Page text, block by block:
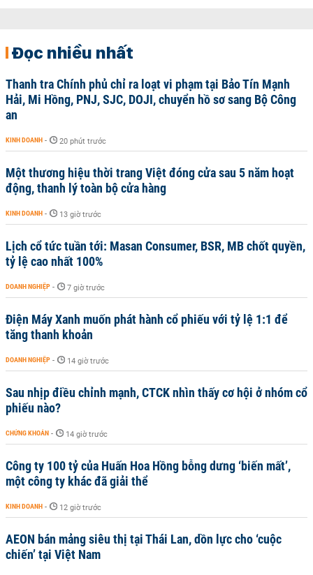
Đọc nhiều nhất
Thanh tra Chính phủ chỉ ra loạt vi phạm tại Bảo Tín Mạnh
Hải, Mi Hồng, PNJ, SJC, DOJI, chuyển hồ sơ sang Bộ Công
an
KINH DOANH - 20 phút trước
Một thương hiệu thời trang Việt đóng cửa sau 5 năm hoạt
động, thanh lý toàn bộ cửa hàng
KINH DOANH - 13 giờ trước
Lịch cổ tức tuần tới: Masan Consumer, BSR, MB chốt quyền,
tỷ lệ cao nhất 100%
DOANH NGHIỆP - 7 giờ trước
Điện Máy Xanh muốn phát hành cổ phiếu với tỷ lệ 1:1 để
tăng thanh khoản
DOANH NGHIỆP - 14 giờ trước
Sau nhịp điều chỉnh mạnh, CTCK nhìn thấy cơ hội ở nhóm cổ
phiếu nào?
CHỨNG KHOÁN - 14 giờ trước
Công ty 100 tỷ của Huấn Hoa Hồng bỗng dưng ‘biến mất’,
một công ty khác đã giải thể
KINH DOANH - 12 giờ trước
AEON bán mảng siêu thị tại Thái Lan, dồn lực cho ‘cuộc
chiến’ tại Việt Nam